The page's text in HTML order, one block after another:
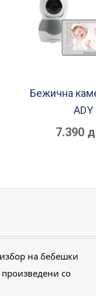
Бежична
ADY
7.390
на бебешки
со